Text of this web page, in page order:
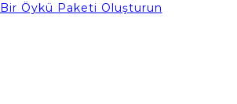
Bir Öykü Paketi Oluşturun